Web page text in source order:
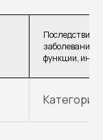
Последствия
заболевания
функции,
Категория